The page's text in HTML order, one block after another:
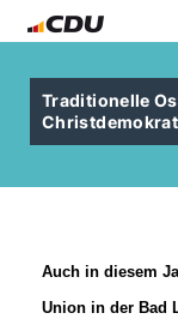
Traditionelle
Auch in diesem
Union in der Bad